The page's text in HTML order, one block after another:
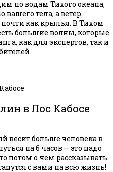
по водам Тихого океана,
вашего тела, а ветер
как крылья. В Тихом
большие волны, которые
как для экспертов, так и
в Лос Кабосе
весит больше человека в
на 6 часов — это надо
потом о чем рассказывать.
с вами на всю жизнь!